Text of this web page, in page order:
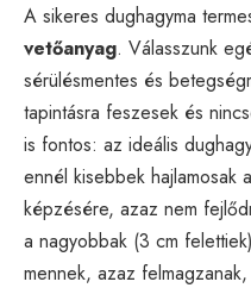
A sikeres dughagyma
vetőanyag. Válasszunk
sérülésmentes és
tapintásra feszesek és
is fontos: az ideális
ennél kisebbek hajlamosak
képzésére, azaz nem
a nagyobbak (3 cm
mennek, azaz